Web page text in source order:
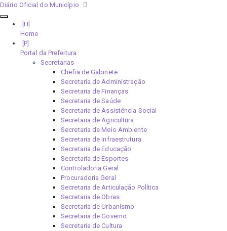
Diário Oficial do Município
Home
Portal da Prefeitura
Secretarias
Chefia de Gabinete
Secretaria de Administração
Secretaria de Finanças
Secretaria de Saúde
Secretaria de Assistência Social
Secretaria de Agricultura
Secretaria de Meio Ambiente
Secretaria de Infraestrutura
Secretaria de Educação
Secretaria de Esportes
Controladoria Geral
Procuradoria Geral
Secretaria de Articulação Política
Secretaria de Obras
Secretaria de Urbanismo
Secretaria de Governo
Secretaria de Cultura